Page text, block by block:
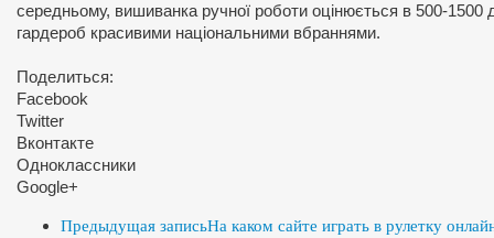
середньому, вишиванка ручної роботи оцінюється в 500-
гардероб красивими національними вбраннями.
Поделиться:
Facebook
Twitter
Вконтакте
Одноклассники
Google+
Предыдущая записьНа каком сайте играть в рулетку